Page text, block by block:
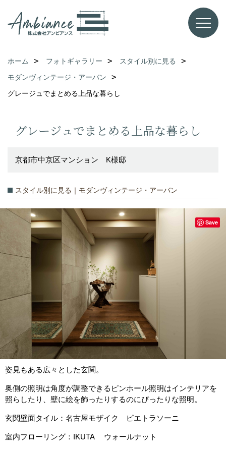
ホーム フォトギャラリー
スタイル別に見る
モダンヴィンテージ・アーバン
グレージュでまとめる上品な暮らし
グレージュでまとめる上品な暮らし
京都市中京区マンション K様邸
スタイル別に見る｜モダンヴィンテージ・アーバン
姿見もある広々とした玄関。
奥側の照明は角度が調整できるピンホール照明はインテリアを
照らしたり、壁に絵を飾ったりするのにぴったりな照明。
玄関壁面タイル：名古屋モザイク ピエトラソーニ
室内フローリング：IKUTA ウォールナット
Save